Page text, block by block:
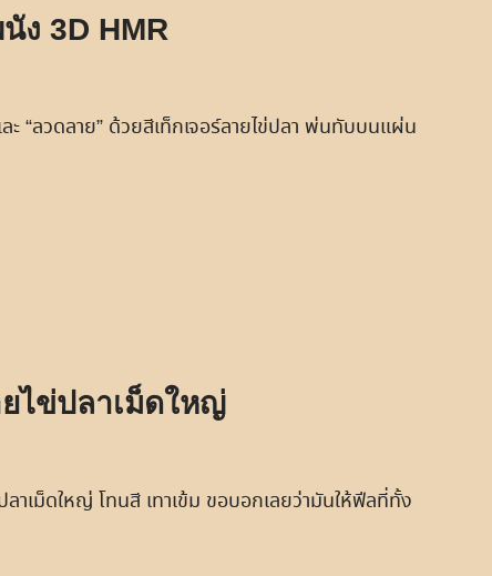
ง 3D HMR
“ลวดลาย” ด้วยสีเท็กเจอร์ลายไข่ปลา พ่นทับบนแผ่น
ไข่ปลาเม็ดใหญ่
เม็ดใหญ่ โทนสี เทาเข้ม ขอบอกเลยว่ามันให้ฟีลที่ทั้ง